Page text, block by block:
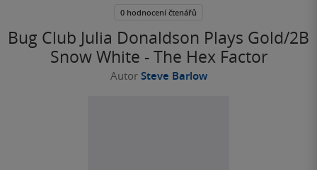
Bug Club Julia Donaldson Plays Gold/2B
Snow White - The Hex Factor
Autor Steve Barlow
5
0 hodnocení čtenářů